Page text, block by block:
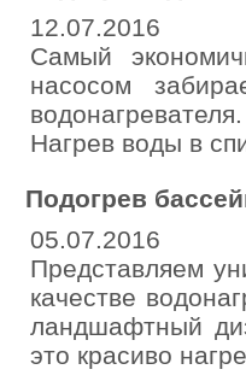
12.07.2016
Самый
насосом
Нагрев воды в
Подогрев
05.07.2016
Представляем
качестве
ландшафтный
это красиво